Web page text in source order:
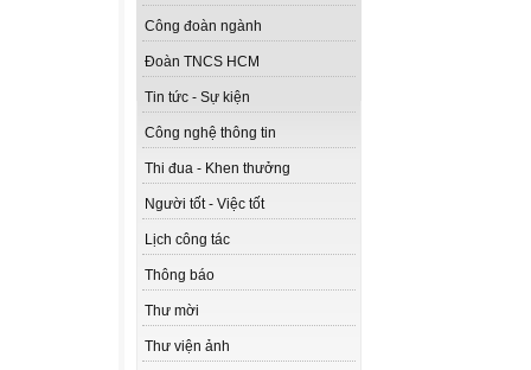
Công đoàn ngành
Đoàn TNCS HCM
Tin tức - Sự kiện
Công nghệ thông tin
Thi đua - Khen thưởng
Người tốt - Việc tốt
Lịch công tác
Thông báo
Thư mời
Thư viện ảnh